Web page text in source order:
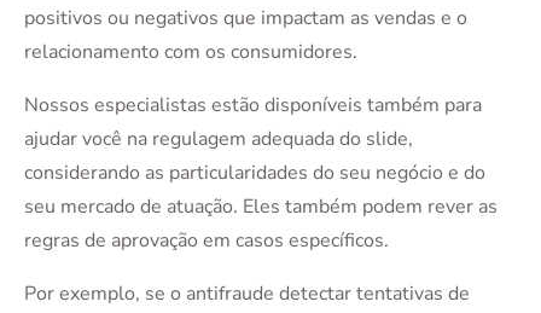
positivos ou negativos que impactam as vendas e o
relacionamento com os consumidores.
Nossos especialistas estão disponíveis também para
ajudar você na regulagem adequada do slide,
considerando as particularidades do seu negócio e do
seu mercado de atuação. Eles também podem rever as
regras de aprovação em casos específicos.
Por exemplo, se o antifraude detectar tentativas de